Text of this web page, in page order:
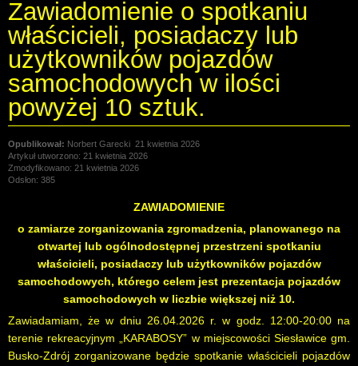
Zawiadomienie o spotkaniu
właścicieli, posiadaczy lub
użytkowników pojazdów
samochodowych w ilości
powyżej 10 sztuk.
Norbert Garecki 21 kwietnia 2026
Artykuł utworzono: 21 kwietnia 2026
Zmodyfikowano: 21 kwietnia 2026
Odsłon: 385
ZAWIADOMIENIE
o zamiarze zorganizowania zgromadzenia, planowanego na
otwartej lub ogólnodostępnej przestrzeni spotkaniu
właścicieli, posiadaczy lub użytkowników pojazdów
samochodowych, którego celem jest prezentacja pojazdów
samochodowych w liczbie większej niż 10.
Zawiadamiam, że w dniu 26.04.2026 r. w godz. 12:00-20:00 na
terenie rekreacyjnym „KARABOSY” w miejscowości Siesławice gm.
Busko-Zdrój zorganizowane będzie spotkanie właścicieli pojazdów